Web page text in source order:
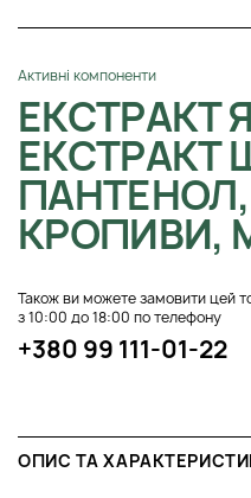
Активні компоненти
ЕКСТРАКТ
ЕКСТРАКТ
КРОПИВИ,
Також ви можете замовити цей
з 10:00 до 18:00 по телефону
+380 99 111-01-22
ОПИС ТА